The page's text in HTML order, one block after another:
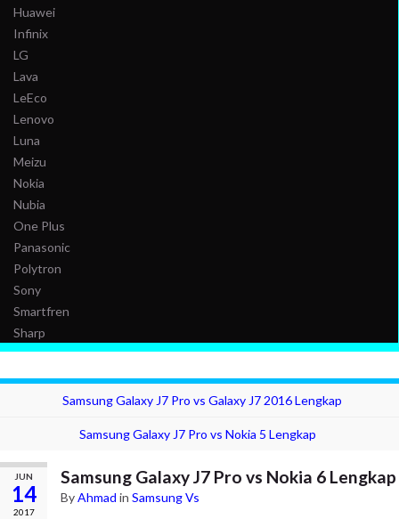
Huawei
Infinix
LG
Lava
LeEco
Lenovo
Luna
Meizu
Nokia
Nubia
One Plus
Panasonic
Polytron
Sony
Smartfren
Sharp
Samsung Galaxy J7 Pro vs Galaxy J7 2016 Lengkap
Samsung Galaxy J7 Pro vs Nokia 5 Lengkap
JUN
14
2017
Samsung Galaxy J7 Pro vs Nokia 6 Lengkap
ByAhmad in Samsung Vs